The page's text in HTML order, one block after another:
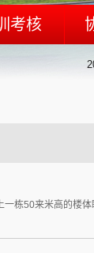
考核
栋50来米高的楼